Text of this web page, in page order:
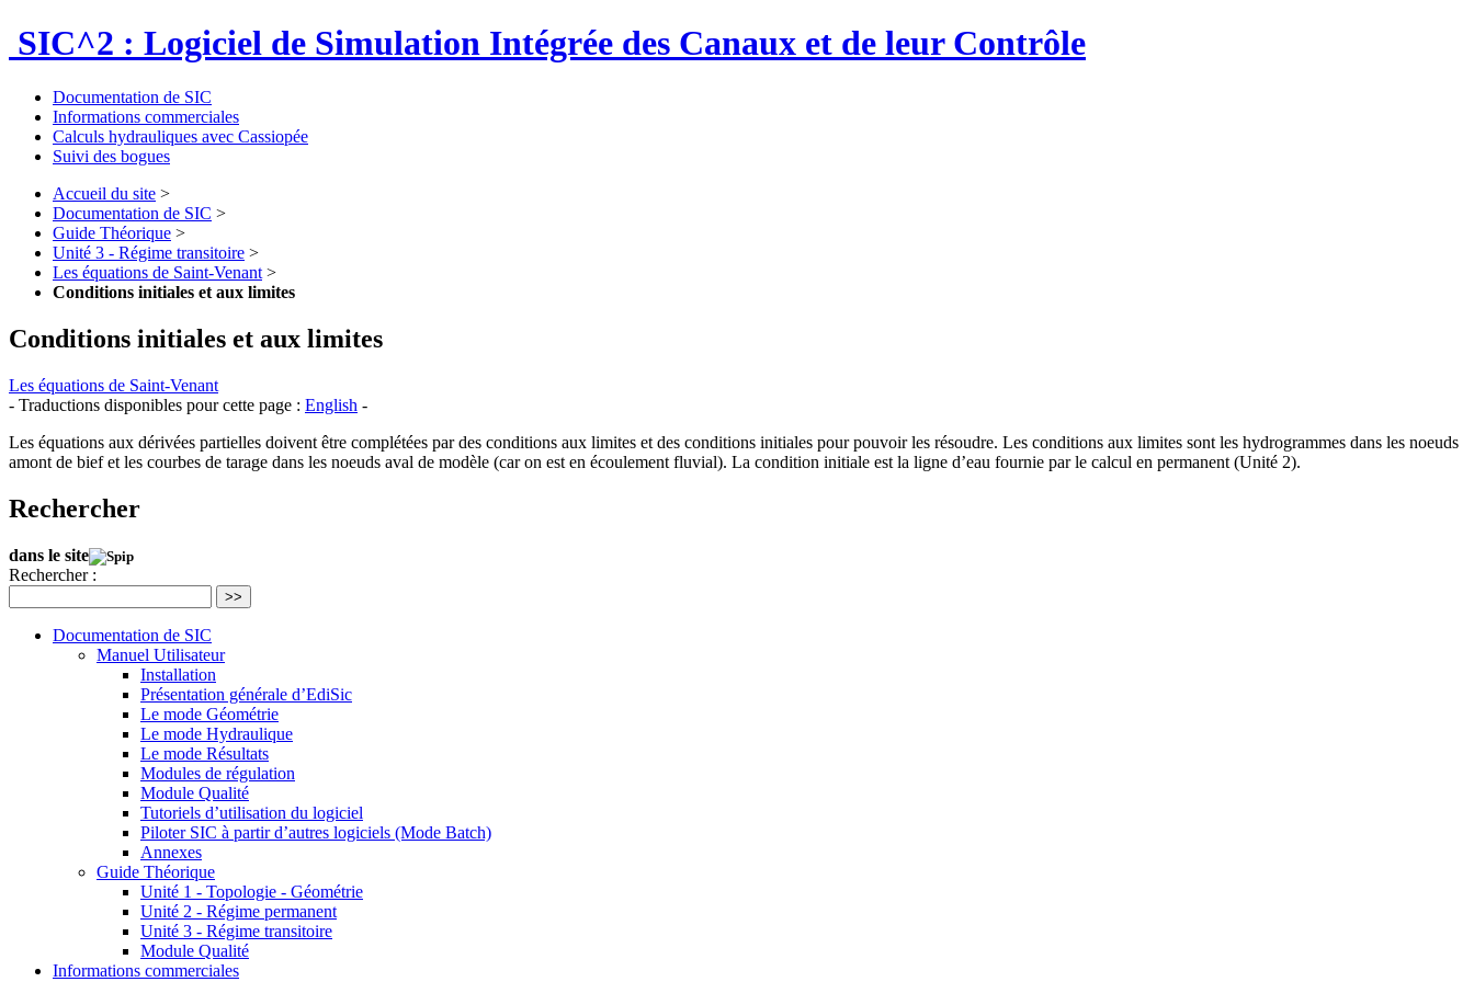
SIC^2 : Logiciel de Simulation Intégrée des Canaux et de leur Contrôle
Documentation de SIC
Informations commerciales
Calculs hydrauliques avec Cassiopée
Suivi des bogues
Accueil du site >
Documentation de SIC >
Guide Théorique >
Unité 3 - Régime transitoire >
Les équations de Saint-Venant >
Conditions initiales et aux limites
Conditions initiales et aux limites
Les équations de Saint-Venant
- Traductions disponibles pour cette page : English -
Les équations aux dérivées partielles doivent être complétées par des conditions aux limites et des conditions initiales pour pouvoir les résoudre. Les conditions aux limites sont les hydrogrammes dans les noeuds
amont de bief et les courbes de tarage dans les noeuds aval de modèle (car on est en écoulement fluvial). La condition initiale est la ligne d’eau fournie par le calcul en permanent (Unité 2).
Rechercher
dans le site
Rechercher :
>>
Documentation de SIC
Manuel Utilisateur
Installation
Présentation générale d’EdiSic
Le mode Géométrie
Le mode Hydraulique
Le mode Résultats
Modules de régulation
Module Qualité
Tutoriels d’utilisation du logiciel
Piloter SIC à partir d’autres logiciels (Mode Batch)
Annexes
Guide Théorique
Unité 1 - Topologie - Géométrie
Unité 2 - Régime permanent
Unité 3 - Régime transitoire
Module Qualité
Informations commerciales